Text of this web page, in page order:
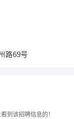
路69号
到该招聘信息的！